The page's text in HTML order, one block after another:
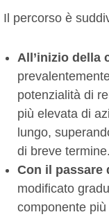
Il percorso è
All’inizio della
potenzialità di
più elevata di
lungo,
di breve termine.
Con il passare
modificato
componente